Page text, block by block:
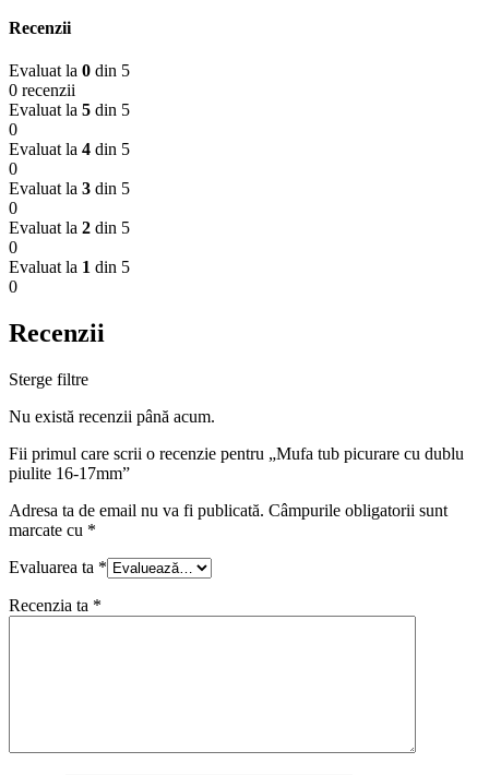
Recenzii
Evaluat la 0 din 5
0 recenzii
Evaluat la 5 din 5
0
Evaluat la 4 din 5
0
Evaluat la 3 din 5
0
Evaluat la 2 din 5
0
Evaluat la 1 din 5
0
Recenzii
Sterge filtre
Nu există recenzii până acum.
Fii primul care scrii o recenzie pentru „Mufa tub picurare cu dublu
piulite 16-17mm”
Adresa ta de email nu va fi publicată. Câmpurile obligatorii sunt
marcate cu *
Evaluarea ta *
Recenzia ta *